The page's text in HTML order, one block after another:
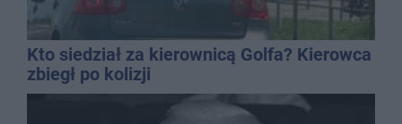
Kto siedział za kierownicą Golfa? Kierowca
zbiegł po kolizji